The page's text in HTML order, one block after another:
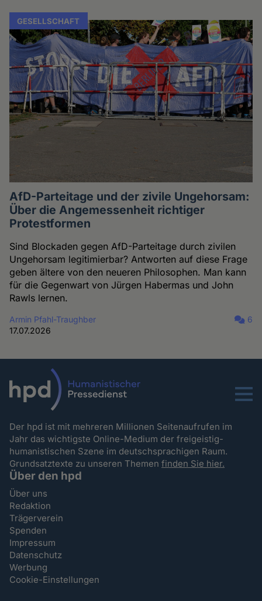
GESELLSCHAFT
AfD-Parteitage und der zivile Ungehorsam:
Über die Angemessenheit richtiger
Protestformen
Sind Blockaden gegen AfD-Parteitage durch zivilen
Ungehorsam legitimierbar? Antworten auf diese Frage
geben ältere von den neueren Philosophen. Man kann
für die Gegenwart von Jürgen Habermas und John
Rawls lernen.
Armin Pfahl-Traughber
17.07.2026
6
Menu
Der hpd ist mit mehreren Millionen Seitenaufrufen im
Jahr das wichtigste Online-Medium der freigeistig-
humanistischen Szene im deutschsprachigen Raum.
Grundsatztexte zu unseren Themenfinden Sie hier.
Über den hpd
Über uns
Redaktion
Trägerverein
Spenden
Impressum
Datenschutz
Werbung
Cookie-Einstellungen